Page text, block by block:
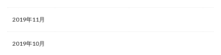
2019年11月
2019年10月